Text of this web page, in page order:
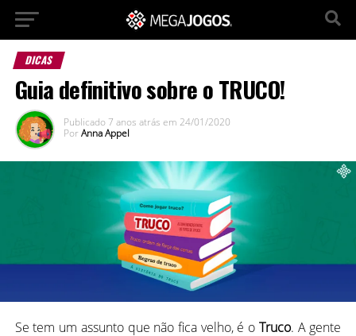
DICAS
Guia definitivo sobre o TRUCO!
Publicado 7 anos atrás em 24/01/2020
Por Anna Appel
Se tem um assunto que não fica velho, é o Truco. A gente